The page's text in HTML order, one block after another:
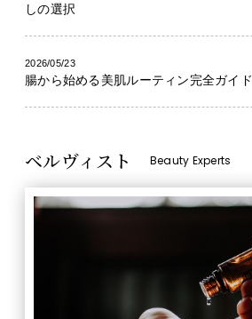
しの選択
2026/05/23
腸から始める美肌ルーティン完全ガイド
ベルヴィスト Beauty Experts